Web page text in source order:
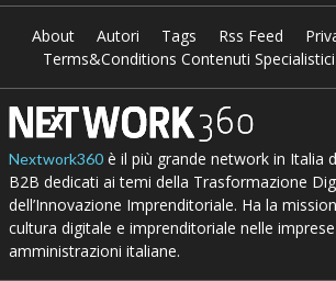
About Autori Tags Rss Feed
Terms&Conditions Contenuti Specialistici
Nextwork360è il più grande network in Italia
B2B dedicati ai temi della Trasformazione
dell’Innovazione Imprenditoriale. Ha la
cultura digitale e imprenditoriale nelle
amministrazioni italiane.